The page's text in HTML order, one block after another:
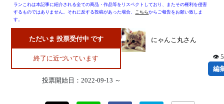
ランこれは本記事に紹介される全ての商品・作品等をリスペクトしており、またその権利を侵害
するものではありません。それに反する投稿があった場合、 こちらからご報告をお願い致しま
す。
ただいま 投票受付中 です
終了に近づいています
投票開始日：2022-09-13 ～
にゃんこ丸さん
👁
編